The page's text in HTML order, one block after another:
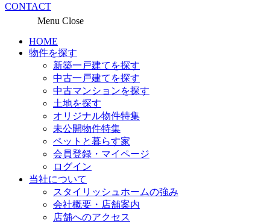
CONTACT
Menu Close
HOME
物件を探す
新築一戸建てを探す
中古一戸建てを探す
中古マンションを探す
土地を探す
オリジナル物件特集
未公開物件特集
ペットと暮らす家
会員登録・マイページ
ログイン
当社について
スタイリッシュホームの強み
会社概要・店舗案内
店舗へのアクセス